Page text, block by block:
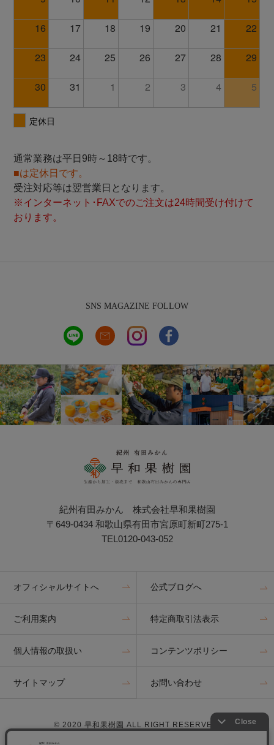
通常業務は平日9時～18時です。
■は定休日です。
受注対応等は翌営業日となります。
※インターネット･FAXでのご注文は24時間受け付けて
おります。
SNS MAGAZINE FOLLOW
紀州有田みかん 株式会社早和果樹園
〒649-0434 和歌山県有田市宮原町新町275-1
TEL0120-043-052
オフィシャルサイトへ 公式ブログへ
ご利用案内 特定商取引法表示
個人情報の取扱い コンテンツポリシー
サイトマップ お問い合わせ
© 2020 早和果樹園 ALL RIGHT RESERVED.